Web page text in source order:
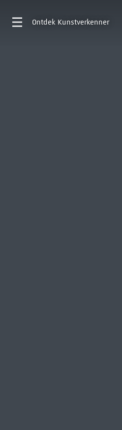
Ontdek Kunstverkenner